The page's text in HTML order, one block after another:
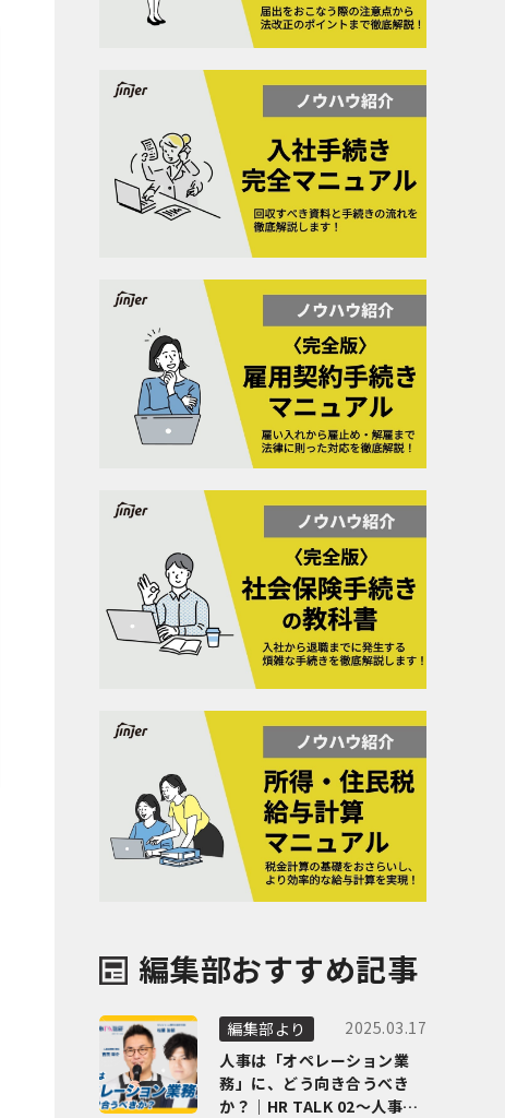
編集部おすすめ記事
編集部より
2025.03.17
人事は「オペレーション業
務」に、どう向き合うべき
か？｜HR TALK 02～人事DX